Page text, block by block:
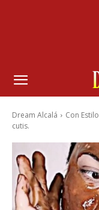
Dream Alcalá Con Estilo
cutis.